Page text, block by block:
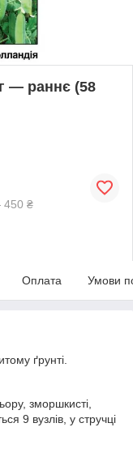
— раннє (58
450 ₴
Оплата Умови
ґрунті.
зморшкисті,
9 вузлів, у стручці